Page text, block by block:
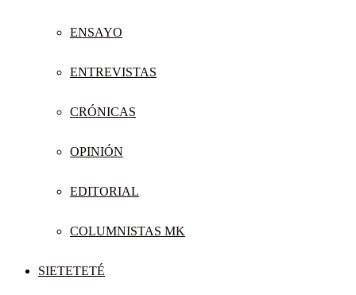
ENSAYO
ENTREVISTAS
CRÓNICAS
OPINIÓN
EDITORIAL
COLUMNISTAS MK
SIETETETÉ